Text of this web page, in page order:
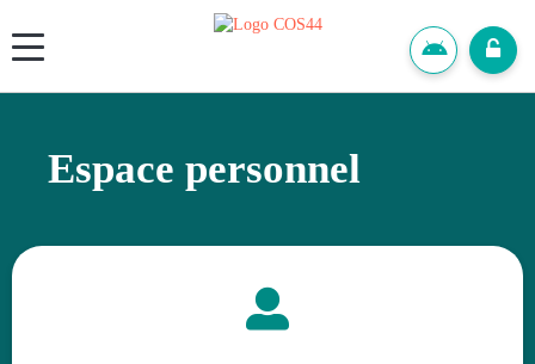
Espace personnel
